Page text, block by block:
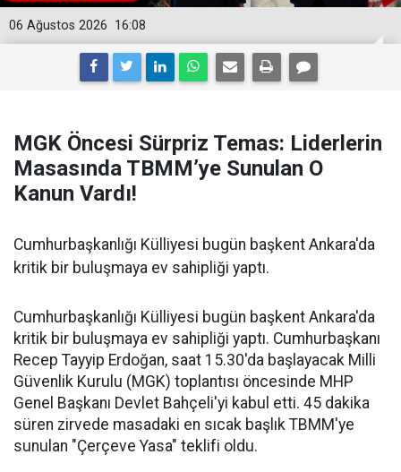
16:08
06 Ağustos 2026
MGK Öncesi Sürpriz Temas: Liderlerin
Masasında TBMM’ye Sunulan O
Kanun Vardı!
Cumhurbaşkanlığı Külliyesi bugün başkent Ankara'da
kritik bir buluşmaya ev sahipliği yaptı.
Cumhurbaşkanlığı Külliyesi bugün başkent Ankara'da
kritik bir buluşmaya ev sahipliği yaptı. Cumhurbaşkanı
Recep Tayyip Erdoğan, saat 15.30'da başlayacak Milli
Güvenlik Kurulu (MGK) toplantısı öncesinde MHP
Genel Başkanı Devlet Bahçeli'yi kabul etti. 45 dakika
süren zirvede masadaki en sıcak başlık TBMM'ye
sunulan "Çerçeve Yasa" teklifi oldu.